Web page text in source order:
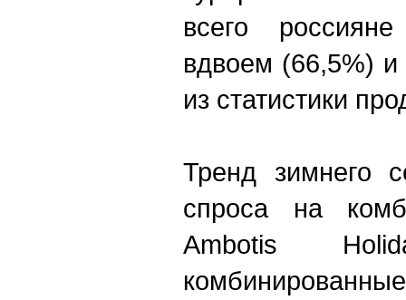
всего
вдвоем (66,5%) и
из статистики
Тренд зимнего
спроса на
Ambotis